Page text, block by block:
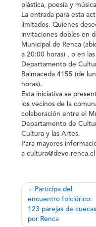
plástica, poesía y
La entrada para esta
limitados. Quienes
invitaciones dobles en
Municipal de Renca
a 20:00 horas) , o en
Departamento de
Balmaceda 4155 (de
horas).
Esta iniciativa se
los vecinos de la
colaboración entre el
Departamento de
Cultura y las Artes.
Para mayores
a
Navegación
de
entradas
Participa del
encuentro folclórico:
123 parejas de cuecas
por Renca